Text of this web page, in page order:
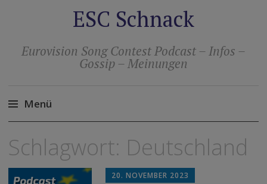
ESC Schnack
Eurovision Song Contest Podcast – Infos –
Gossip – Meinungen
Menü
Inhalt
Schlagwort: Deutschland
20. NOVEMBER 2023